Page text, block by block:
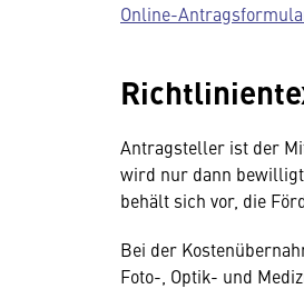
Online-
Antragsteller ist der
wird nur dann
behält sich vor, die
Bei der
Foto-, Optik- und